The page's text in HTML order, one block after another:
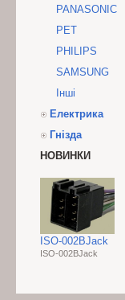
PANASONIC
PET
PHILIPS
SAMSUNG
Інші
Електрика
Гнізда
НОВИНКИ
ISO-002BJack
ISO-002BJack